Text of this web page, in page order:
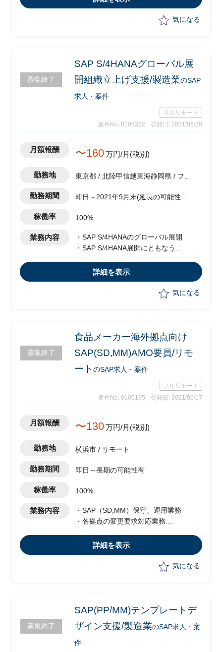
気になる
募集終了
SAP S/4HANAグローバル展
開組織立上げ支援/製造業のSAP
求人・案件
フルリモート
案件No. 0105322
公開日: 2021/06/28
月額報酬 〜160万円/月(税別)
勤務地
東京都 / 北陸甲信越東海静岡県 / フル
勤務期間
即日～2021年9月末(延長の可能性あ
稼働率 100%
業務内容
・SAP S/4HANAのグローバル展開
・SAP S/4HANA展開にともなう
詳細を表示
気になる
募集終了
食品メーカー海外拠点向け
SAP(SD,MM)AMO要員/リモ
ート のSAP求人・案件
フルリモート
案件No. 0105185
公開日: 2021/06/17
月額報酬 〜130万円/月(税別)
勤務地 横浜市 / リモート
勤務期間 即日～長期の可能性有
稼働率 100%
業務内容
・SAP（SD,MM）保守、運用業務
・各拠点の変更要求対応業務
スト計画の妥当性確認業務
・各拠点の課外管理、作業管理業務
・問い合わせ、障害復旧対応
詳細を表示
気になる
募集終了
SAP(PP/MM)テンプレートデ
ザイン支援/製造業のSAP求人・案
件